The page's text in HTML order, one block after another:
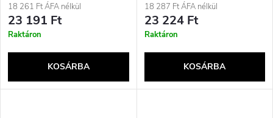
18 261 Ft ÁFA nélkül
23 191 Ft
Raktáron
KOSÁRBA
18 287 Ft ÁFA nélkül
23 224 Ft
Raktáron
KOSÁRBA